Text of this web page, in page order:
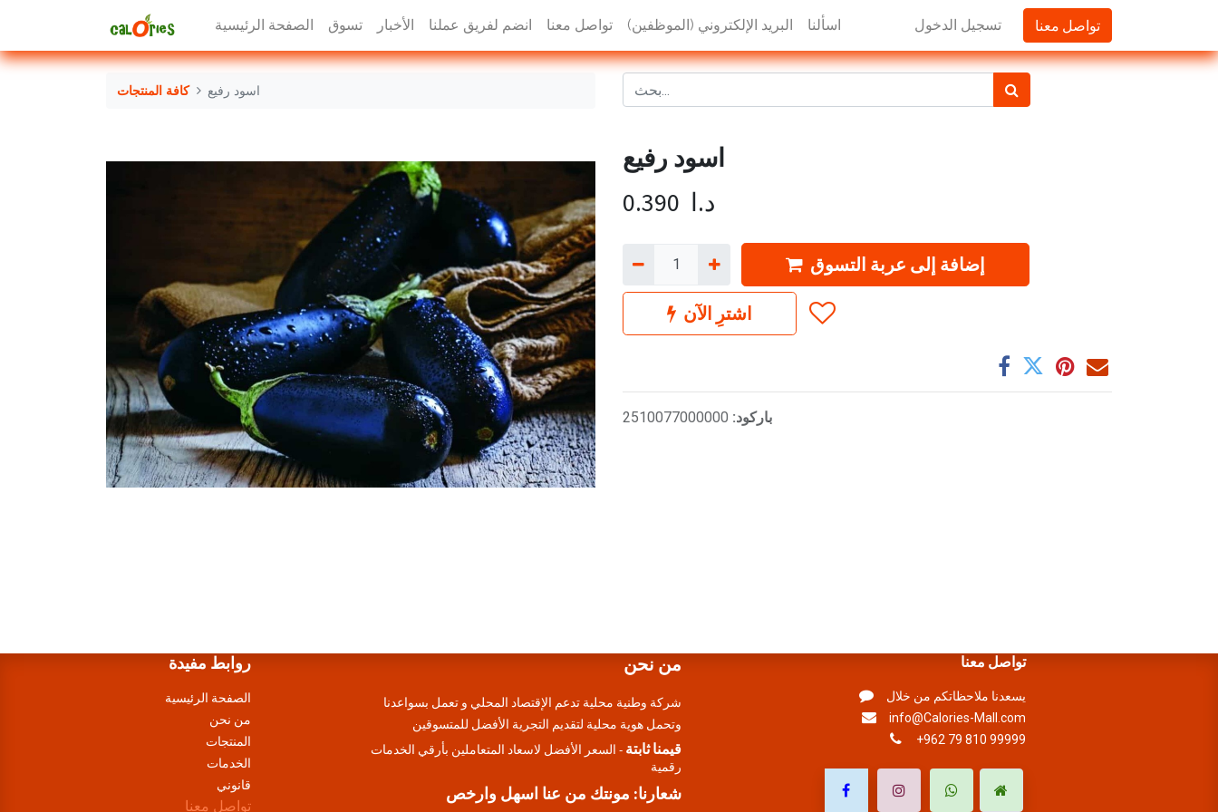
الصفحة الرئيسية تسوق الأخبار انضم لفريق عملنا تواصل معنا البريد الإلكتروني (الموظفين) اسألنا تسجيل الدخول تواصل معنا
كافة المنتجات اسود رفيع
اسود رفيع
0.390 د.ا
إضافة إلى عربة التسوق
اشترِ الآن
باركود: 2510077000000
روابط مفيدة
الصفحة الرئيسية
من نحن
المنتجات
الخدمات
قانوني
تواصل معنا
من نحن
شركة وطنية محلية تدعم الإقتصاد المحلي و تعمل بسواعدنا
وتحمل هوية محلية لتقديم التجرية الأفضل للمتسوقين
قيمنا ثابتة - السعر الأفضل لاسعاد المتعاملين بأرقي الخدمات
رقمية
شعارنا: مونتك من عنا اسهل وارخص
تواصل معنا
يسعدنا ملاحظاتكم من خلال
info@Calories-Mall.com
+962 79 810 99999